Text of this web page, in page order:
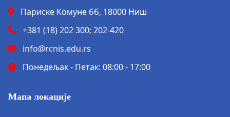
Париске Комуне бб, 18000 Ниш
+381 (18) 202 300; 202-420
info@rcnis.edu.rs
Понедељак - Петак: 08:00 - 17:00
Мапа локације